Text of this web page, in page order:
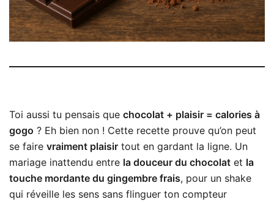
Toi aussi tu pensais que chocolat + plaisir = calories à
gogo ? Eh bien non ! Cette recette prouve qu’on peut
se faire vraiment plaisir tout en gardant la ligne. Un
mariage inattendu entre la douceur du chocolat et la
touche mordante du gingembre frais, pour un shake
qui réveille les sens sans flinguer ton compteur